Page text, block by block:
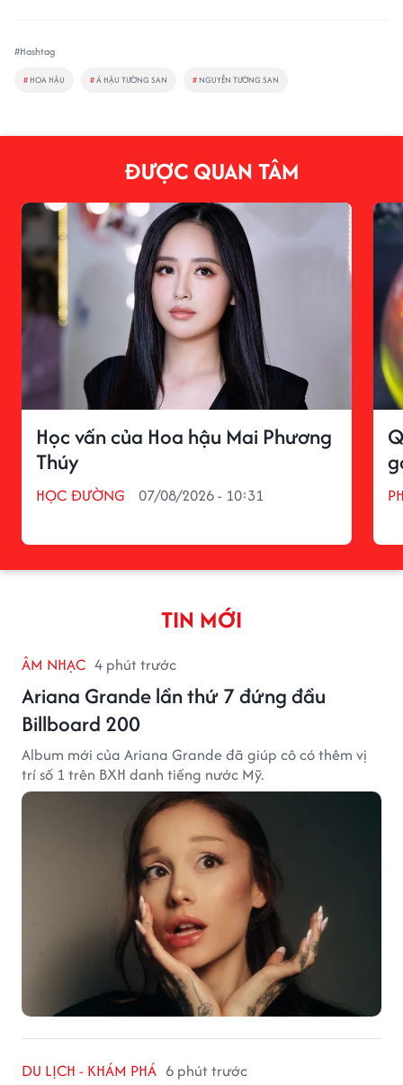
#Hashtag
# HOA HẬU #Á HẬU TƯỜNG SAN # NGUYỄN TƯỜNG SAN
ĐƯỢC QUAN TÂM
Học vấn của Hoa hậu Mai Phương
Thúy
HỌC ĐƯỜNG 07/08/2026 - 10:31
TIN MỚI
ÂM NHẠC 4 phút trước
Ariana Grande lần thứ 7 đứng đầu
Billboard 200
Album mới của Ariana Grande đã giúp cô có thêm vị
trí số 1 trên BXH danh tiếng nước Mỹ.
DU LỊCH - KHÁM PHÁ 6 phút trước